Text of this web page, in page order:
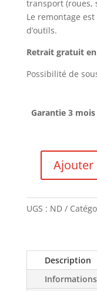
transport (roues,
Le remontage
d’outils.
Retrait gratuit
Possibilité de
Garantie 3 mois
quantité
Leleu
-
Ajouter
UGS : ND
Description